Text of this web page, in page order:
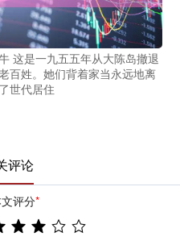
这是一九五五年从大陈岛撤退
百姓。她们背着家当永远地离
世代居住
评论
评分*